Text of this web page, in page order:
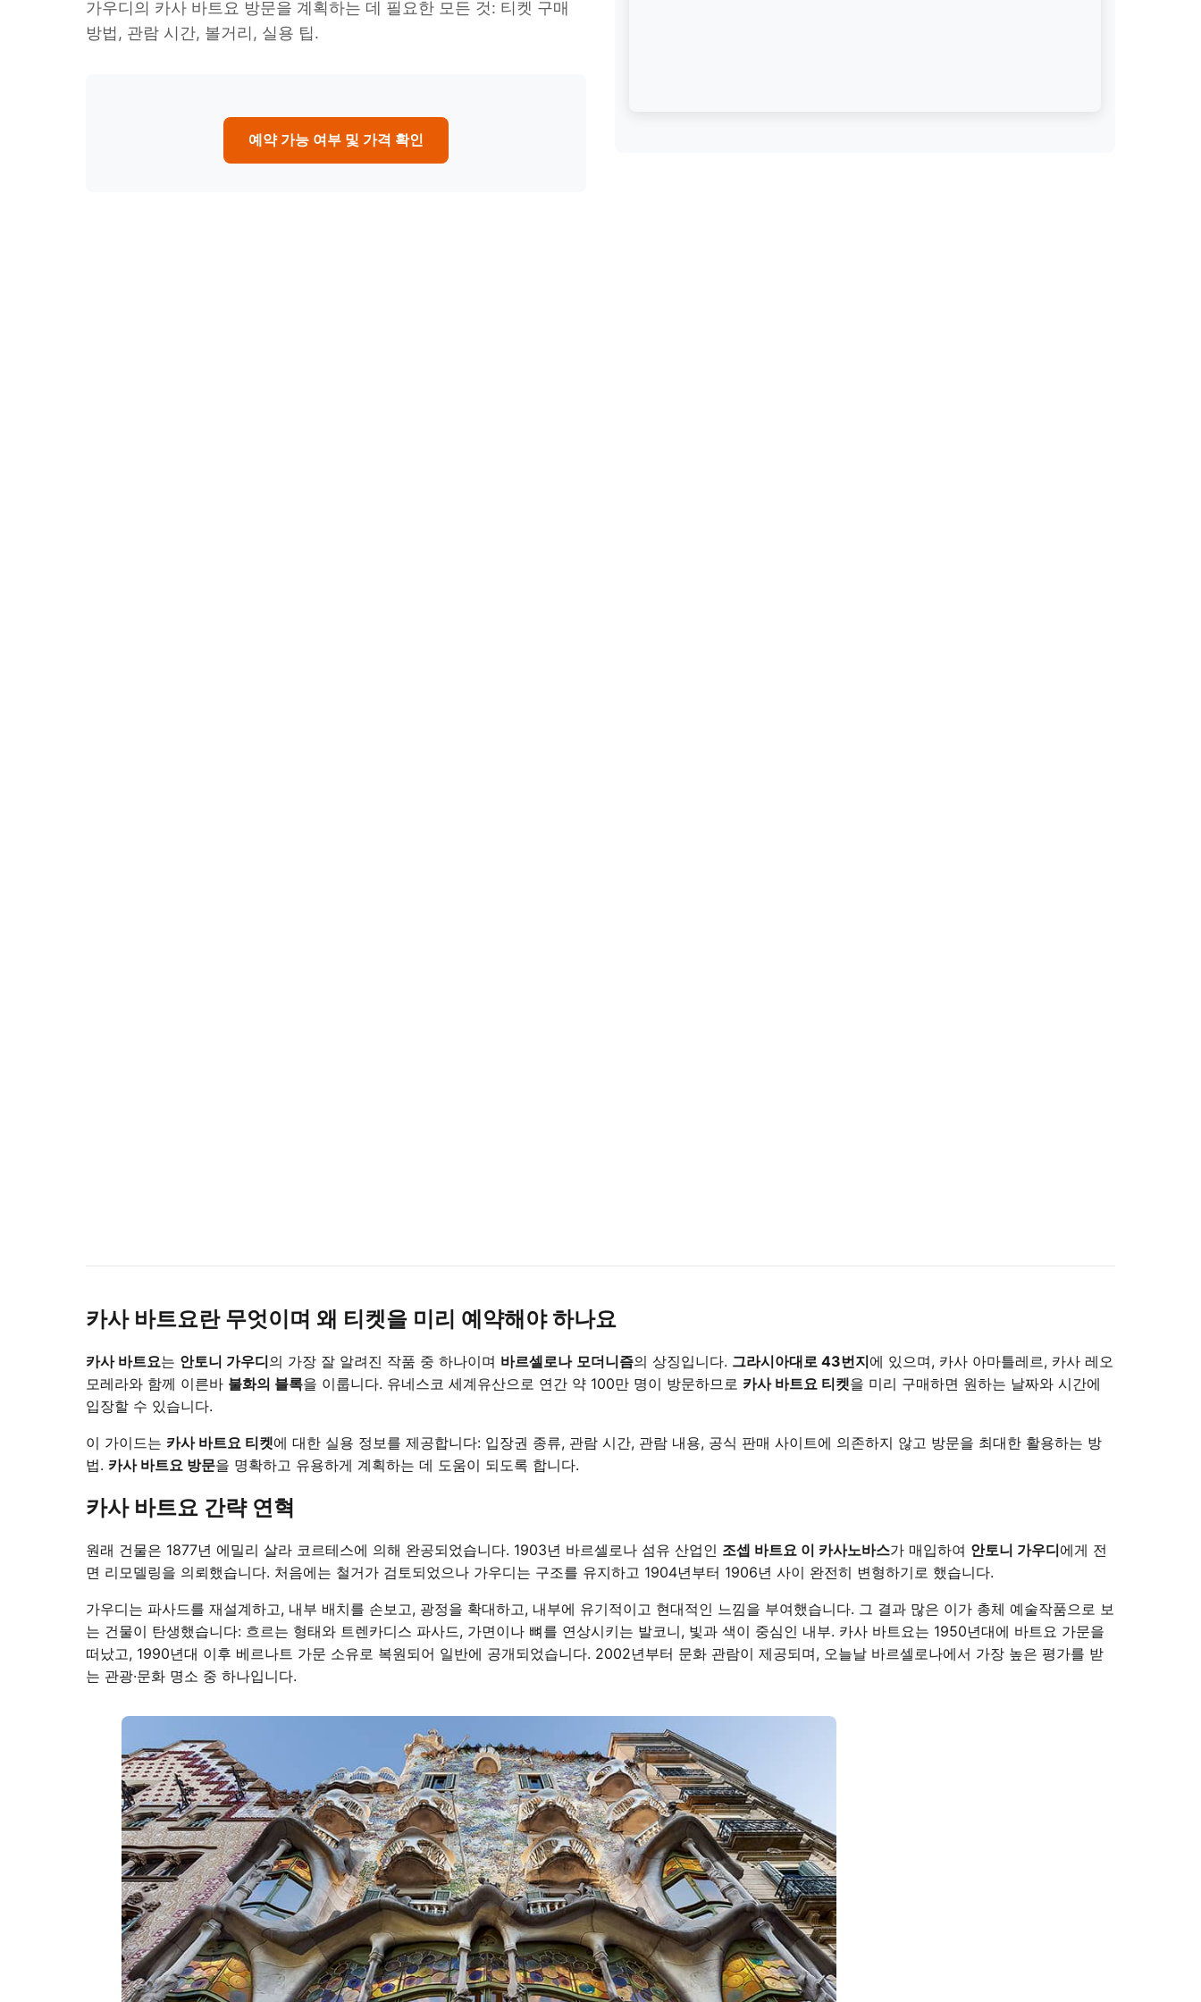
가우디의 카사 바트요 방문을 계획하는 데 필요한 모든 것: 티켓 구매
방법, 관람 시간, 볼거리, 실용 팁.
예약 가능 여부 및 가격 확인
카사 바트요란 무엇이며 왜 티켓을 미리 예약해야 하나요
카사 바트요는 안토니 가우디의 가장 잘 알려진 작품 중 하나이며 바르셀로나 모더니즘의 상징입니다. 그라시아대로 43번지에 있으며, 카사 아마틀레르, 카사 레오
모레라와 함께 이른바 불화의 블록을 이룹니다. 유네스코 세계유산으로 연간 약 100만 명이 방문하므로 카사 바트요 티켓을 미리 구매하면 원하는 날짜와 시간에
입장할 수 있습니다.
이 가이드는 카사 바트요 티켓에 대한 실용 정보를 제공합니다: 입장권 종류, 관람 시간, 관람 내용, 공식 판매 사이트에 의존하지 않고 방문을 최대한 활용하는 방
법. 카사 바트요 방문을 명확하고 유용하게 계획하는 데 도움이 되도록 합니다.
카사 바트요 간략 연혁
원래 건물은 1877년 에밀리 살라 코르테스에 의해 완공되었습니다. 1903년 바르셀로나 섬유 산업인 조셉 바트요 이 카사노바스가 매입하여 안토니 가우디에게 전
면 리모델링을 의뢰했습니다. 처음에는 철거가 검토되었으나 가우디는 구조를 유지하고 1904년부터 1906년 사이 완전히 변형하기로 했습니다.
가우디는 파사드를 재설계하고, 내부 배치를 손보고, 광정을 확대하고, 내부에 유기적이고 현대적인 느낌을 부여했습니다. 그 결과 많은 이가 총체 예술작품으로 보
는 건물이 탄생했습니다: 흐르는 형태와 트렌카디스 파사드, 가면이나 뼈를 연상시키는 발코니, 빛과 색이 중심인 내부. 카사 바트요는 1950년대에 바트요 가문을
떠났고, 1990년대 이후 베르나트 가문 소유로 복원되어 일반에 공개되었습니다. 2002년부터 문화 관람이 제공되며, 오늘날 바르셀로나에서 가장 높은 평가를 받
는 관광·문화 명소 중 하나입니다.